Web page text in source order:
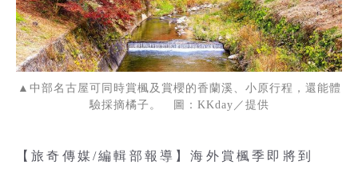
▲中部名古屋可同時賞楓及賞櫻的香蘭溪、小原行程，還能體
驗採摘橘子。 圖：KKday／提供
【旅奇傳媒/編輯部報導】海外賞楓季即將到